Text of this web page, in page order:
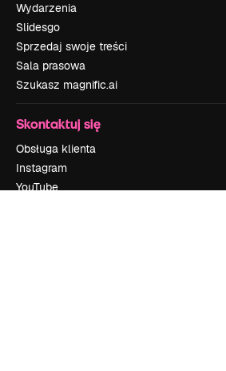
Wydarzenia
Slidesgo
Sprzedaj swoje treści
Sala prasowa
Szukasz magnific.ai
Skontaktuj się
Obsługa klienta
Instagram
YouTube